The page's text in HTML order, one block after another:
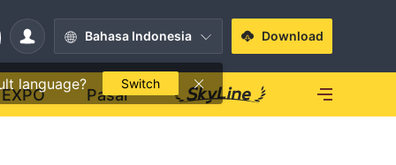
Bahasa Indonesia
language? Switch
Download
EXPO Pasar